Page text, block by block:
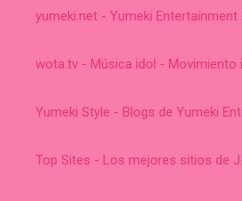
yumeki.net - Yumeki Entertainment
wota.tv - Música idol - Movimiento
Yumeki Style - Blogs de Yumeki
Top Sites - Los mejores sitios de